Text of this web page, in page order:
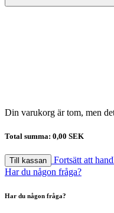
Din varukorg är tom, men
Total summa: 0,00 SEK
Till kassan
Fortsätt att
Har du någon fråga?
Har du någon fråga?